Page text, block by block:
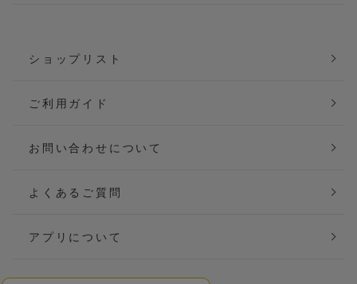
ショップリスト
ご利用ガイド
お問い合わせについて
よくあるご質問
アプリについて